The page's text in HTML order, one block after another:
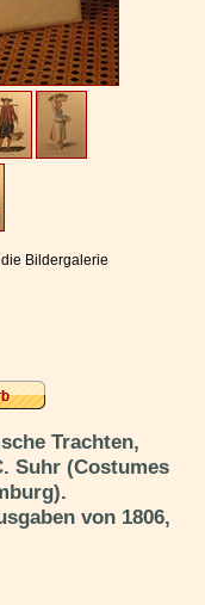
Bildergalerie
Trachten,
Suhr (Costumes
von 1806,